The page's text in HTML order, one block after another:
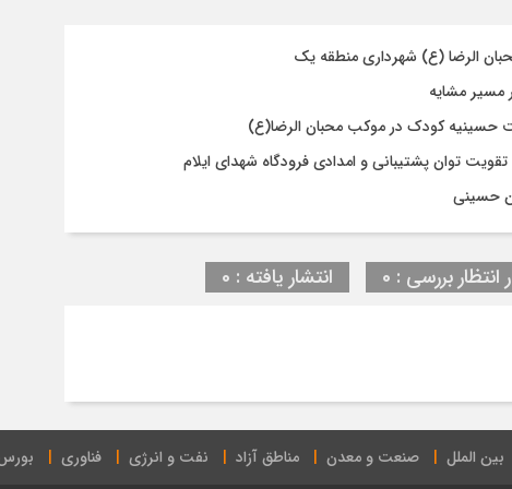
الرضا (ع) شهرداری منطقه یک
حسینیه کودک در موکب محبان الرضا(ع)
توان پشتیبانی و امدادی فرودگاه شهدای ایلام
حسینی
انتظار بررسی : 0 انتشار یافته : 0
بین الملل صنعت و معدن مناطق آزاد نفت و انرژی فناوری